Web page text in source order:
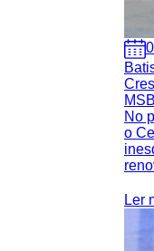
No
o
Ler